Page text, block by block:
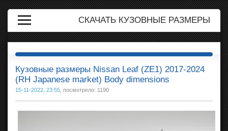
СКАЧАТЬ КУЗОВНЫЕ РАЗМЕРЫ
Кузовные размеры Nissan Leaf (ZE1) 2017-2024
(RH Japanese market) Body dimensions
15-11-2022, 23:55 , посмотрело: 1190